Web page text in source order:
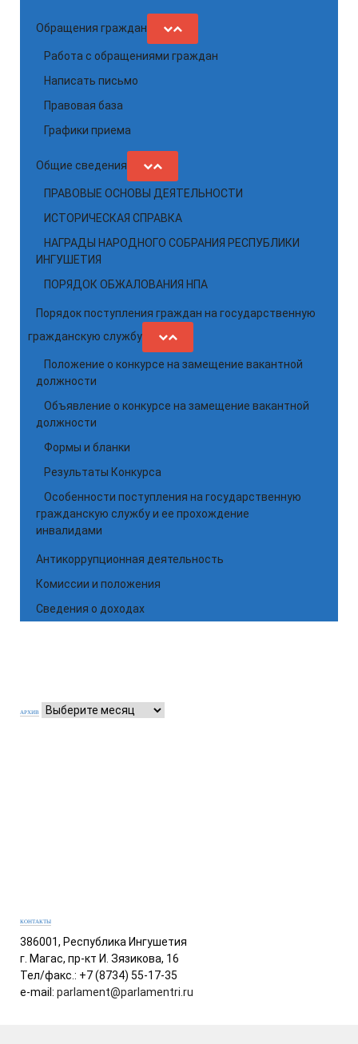
Обращения граждан
Работа с обращениями граждан
Написать письмо
Правовая база
Графики приема
Общие сведения
ПРАВОВЫЕ ОСНОВЫ ДЕЯТЕЛЬНОСТИ
ИСТОРИЧЕСКАЯ СПРАВКА
НАГРАДЫ НАРОДНОГО СОБРАНИЯ РЕСПУБЛИКИ
ИНГУШЕТИЯ
ПОРЯДОК ОБЖАЛОВАНИЯ НПА
Порядок поступления граждан на государственную
гражданскую службу
Положение о конкурсе на замещение вакантной
должности
Объявление о конкурсе на замещение вакантной
должности
Формы и бланки
Результаты Конкурса
Особенности поступления на государственную
гражданскую службу и ее прохождение
инвалидами
Антикоррупционная деятельность
Комиссии и положения
Сведения о доходах
АРХИВ
КОНТАКТЫ
386001, Республика Ингушетия
г. Магас, пр-кт И. Зязикова, 16
Тел/факс.: +7 (8734) 55-17-35
e-mail: parlament@parlamentri.ru